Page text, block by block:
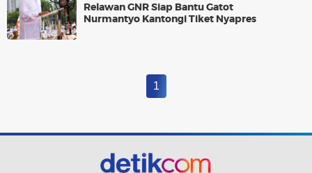
Relawan GNR Siap Bantu Gatot
Nurmantyo Kantongi Tiket Nyapres
1